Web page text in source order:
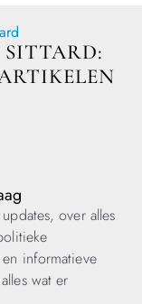
over alles
informatieve
wat er